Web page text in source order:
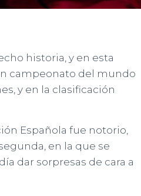
historia, y en esta
campeonato del mundo
y en la clasificación
Española fue notorio,
en la que se
dar sorpresas de cara a